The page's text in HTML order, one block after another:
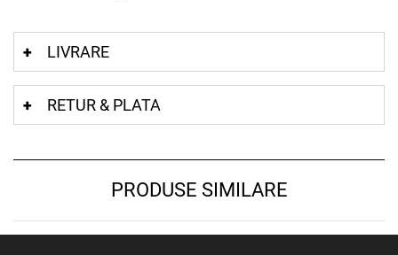
LIVRARE
RETUR & PLATA
PRODUSE SIMILARE